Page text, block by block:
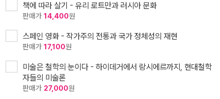
책에 따라 살기 - 유리 로트만과 러시아 문화
판매가 14,400원
스페인 영화 - 작가주의 전통과 국가 정체성의 재현
판매가 17,100원
미술은 철학의 눈이다 - 하이데거에서 랑시에르까지, 현대철학
자들의 미술론
판매가 27,000원